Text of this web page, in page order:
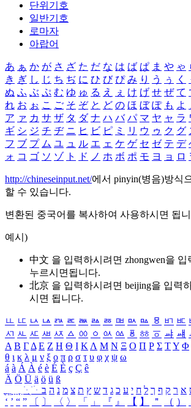
단위기호
일반기호
로마자
아랍어
あ ぁ か が さ ざ た だ な は ば ぱ ま や ゃ
き ぎ し じ ち ぢ に ひ び ぴ み り う ぅ く
ぬ ふ ぶ ぷ む ゆ ゅ る え ぇ け げ せ ぜ て
れ お ぉ こ ご そ ぞ と ど の ほ ぼ ぽ も よ
ア ァ カ サ ザ タ ダ ナ ハ バ パ マ ヤ ャ ラ
ギ シ ジ チ ヂ ニ ヒ ビ ピ ミ リ ウ ゥ ク グ
フ ブ プ ム ユ ュ ル エ ェ ケ ゲ セ ゼ テ デ
ォ コ ゴ ソ ゾ ト ド ノ ホ ボ ポ モ ヨ ョ ロ
http://chineseinput.net/에서 pinyin(병음)방식
할 수 있습니다.
변환된 중국어를 복사하여 사용하시면 됩
예시)
中文 을 입력하시려면 zhongwen을 입
누르시면됩니다.
北京 을 입력하시려면 beijing을 입력
시면 됩니다.
ㅥ ㅦ ㅧ ㅨ ㅩ ㅪ ㅫ ㅬ ㅭ ㅮ ㅯ ㅰ ㅱ ㅲ ㅳ
ㅺ ㅻ ㅼ ㅽ ㅾ ㅿ ㆀ ㆁ ㆂ ㆃ ㆄ ㆅ ㆆ ㆇ ㆈ
Α Β ΓΔ Ε Ζ Η Θ Ι ΚΛ Μ Ν Ξ Ο Π Ρ Σ ΤΥ Φ
θ ι κ λ μ ν ξ ο π ρ σ τ υ φ χ ψ ω
á à Á À é è É È ç Ç ê
Ä Ö Ü ä ö ü ß
ִֶֹ ֻּ ׁׂ א ר ק ף ך ל ח י ע כ ג ד ש ץ ת צ מ נ ה ב
‘ ’ “ ” 〔 〕 〈 〉 「 」 『 』 【 】 ＂ （ ）